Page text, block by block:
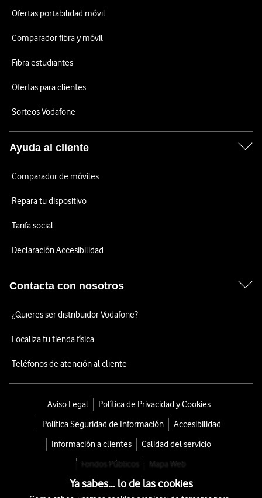
Ofertas portabilidad móvil
Comparador fibra y móvil
Fibra estudiantes
Ofertas para clientes
Sorteos Vodafone
Ayuda al cliente
Comparador de móviles
Repara tu dispositivo
Tarifa social
Declaración Accesibilidad
Contacta con nosotros
¿Quieres ser distribuidor Vodafone?
Localiza tu tienda física
Teléfonos de atención al cliente
Aviso Legal
Política de Privacidad y Cookies
Política Seguridad de Información
Accesibilidad
Información a clientes
Calidad del servicio
Fondos Públicos
Mapa Web
Ya sabes... lo de las cookies